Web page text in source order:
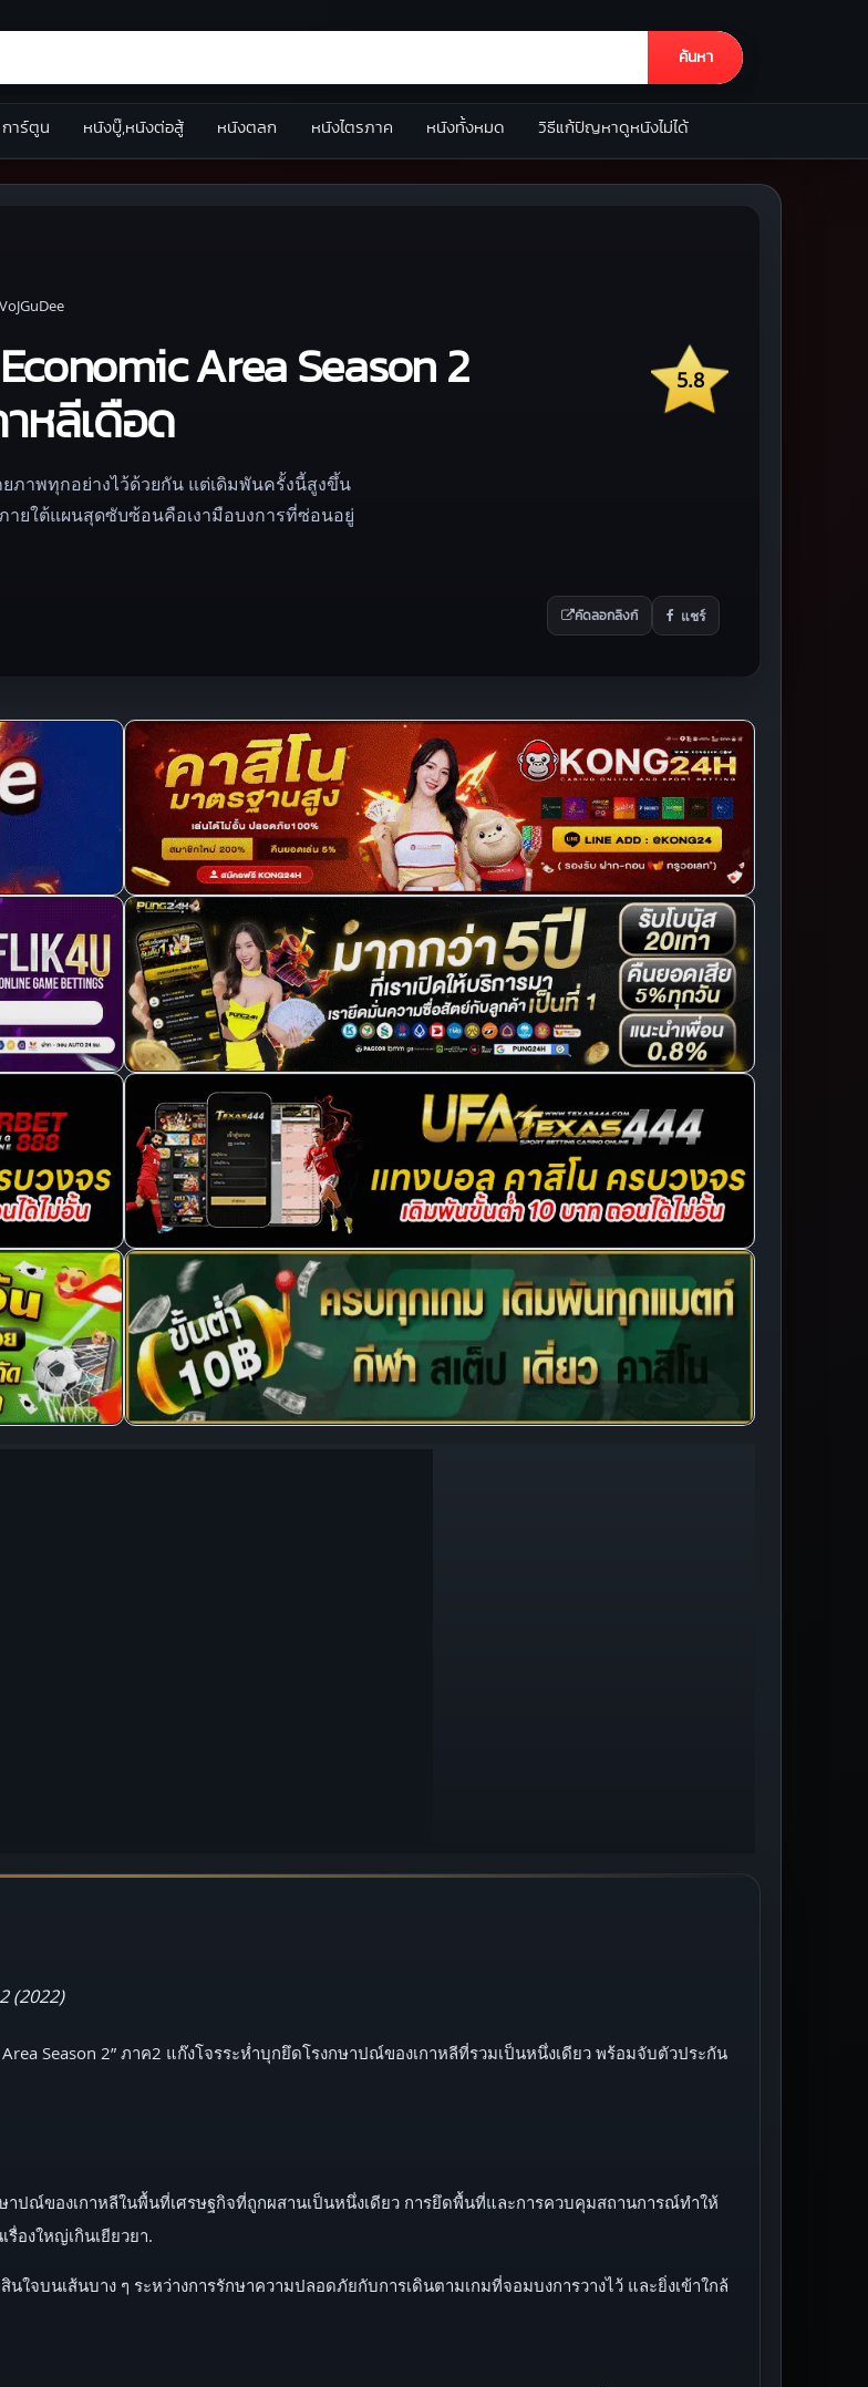
ค้นหา
การ์ตูน หนังบู๊,หนังต่อสู้ หนังตลก หนังไตรภาค หนังทั้งหมด วิธีแก้ปัญหาดูหนังไม่ได้
VoJGuDee
5.8
Area Season 2
หลีเดือด
าพทุกอย่างไว้ด้วยกัน แต่เดิมพันครั้งนี้สูงขึ้น
ายใต้แผนสุดซับซ้อนคือเงามือบงการที่ซ่อนอยู่
คัดลอกลิงก์ แชร์
(2022)
Season 2” ภาค2 แก๊งโจรระห่ำบุกยึดโรงกษาปณ์ของเกาหลีที่รวมเป็นหนึ่งเดียว พร้อมจับตัวประกัน
าปณ์ของเกาหลีในพื้นที่เศรษฐกิจที่ถูกผสานเป็นหนึ่งเดียว การยึดพื้นที่และการควบคุมสถานการณ์ทำให้
องใหญ่เกินเยียวยา.
จบนเส้นบาง ๆ ระหว่างการรักษาความปลอดภัยกับการเดินตามเกมที่จอมบงการวางไว้ และยิ่งเข้าใกล้